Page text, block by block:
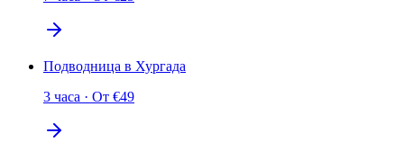
Подводница в Хургада
3 часа · От €49